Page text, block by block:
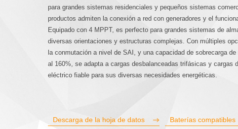
para grandes sistemas residenciales y pequeños sistemas
productos admiten la conexión a red con generadores y el
Equipado con 4 MPPT, es perfecto para grandes sistemas de
diversas orientaciones y estructuras complejas. Con múltiples
la conmutación a nivel de SAI, y una capacidad de sobrecarga
al 160%, se adapta a cargas desbalanceadas trifásicas y cargas
eléctrico fiable para sus diversas necesidades energéticas.
Descarga de la hoja de datos Baterías compatibles